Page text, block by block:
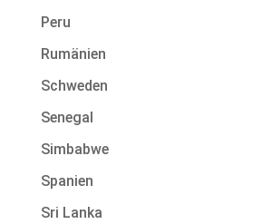
Peru
Rumänien
Schweden
Senegal
Simbabwe
Spanien
Sri Lanka